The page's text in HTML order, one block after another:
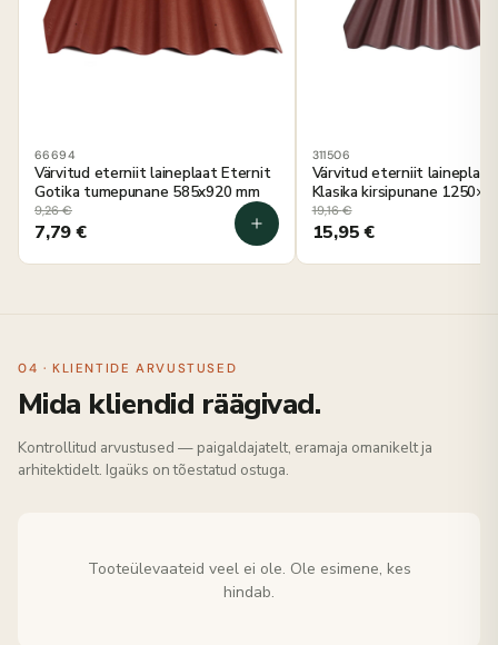
66694
Värvitud eterniit laineplaat Eternit
Gotika tumepunane 585x920 mm
9,26€
7,79€
311506
Värvitud eterniit
Klasika kirsipunane
19,16€
15,95€
04 · KLIENTIDE ARVUSTUSED
Mida kliendid räägivad.
Kontrollitud arvustused — paigaldajatelt, eramaja omanikelt ja
arhitektidelt. Igaüks on tõestatud ostuga.
Tooteülevaateid veel ei ole. Ole esimene, kes
hindab.